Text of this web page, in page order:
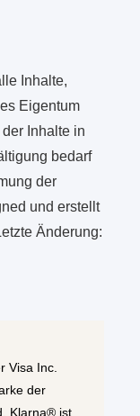
Inhalte,
Eigentum
Inhalte in
bedarf
der
und erstellt
Änderung:
Visa Inc.
der
Klarna® ist